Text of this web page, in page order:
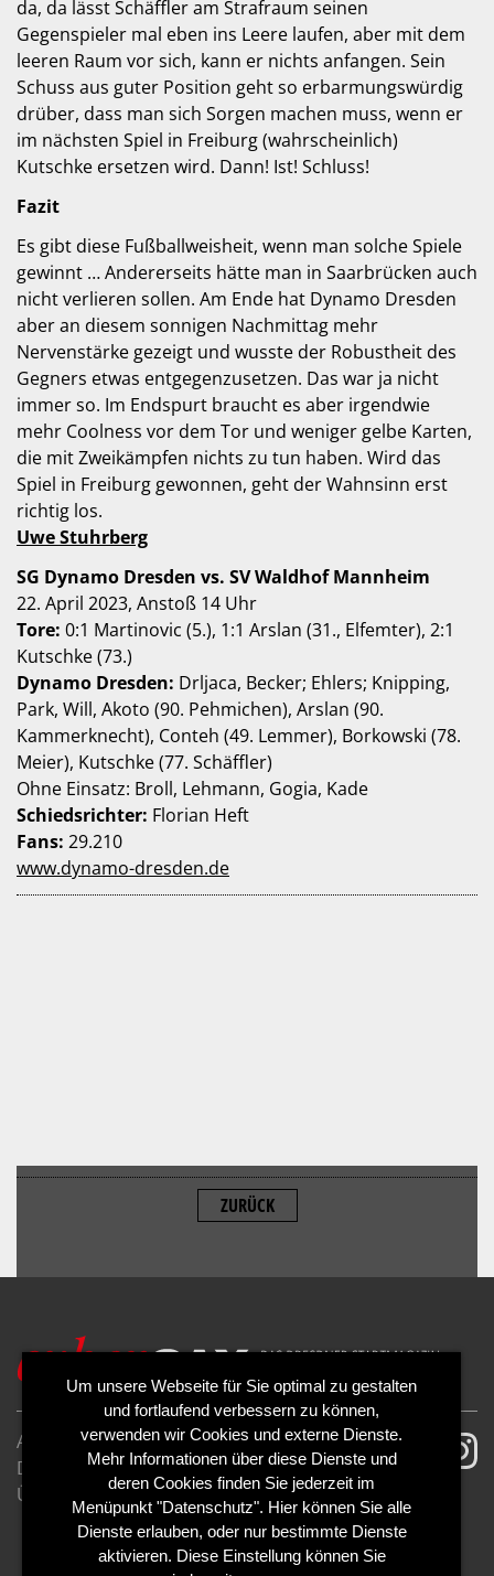
da, da lässt Schäffler am Strafraum seinen
Gegenspieler mal eben ins Leere laufen, aber mit dem
leeren Raum vor sich, kann er nichts anfangen. Sein
Schuss aus guter Position geht so erbarmungswürdig
drüber, dass man sich Sorgen machen muss, wenn er
im nächsten Spiel in Freiburg (wahrscheinlich)
Kutschke ersetzen wird. Dann! Ist! Schluss!
Fazit
Es gibt diese Fußballweisheit, wenn man solche Spiele
gewinnt … Andererseits hätte man in Saarbrücken auch
nicht verlieren sollen. Am Ende hat Dynamo Dresden
aber an diesem sonnigen Nachmittag mehr
Nervenstärke gezeigt und wusste der Robustheit des
Gegners etwas entgegenzusetzen. Das war ja nicht
immer so. Im Endspurt braucht es aber irgendwie
mehr Coolness vor dem Tor und weniger gelbe Karten,
die mit Zweikämpfen nichts zu tun haben. Wird das
Spiel in Freiburg gewonnen, geht der Wahnsinn erst
richtig los.
Uwe Stuhrberg
SG Dynamo Dresden vs. SV Waldhof Mannheim
22. April 2023, Anstoß 14 Uhr
Tore: 0:1 Martinovic (5.), 1:1 Arslan (31., Elfemter), 2:1
Kutschke (73.)
Dynamo Dresden: Drljaca, Becker; Ehlers; Knipping,
Park, Will, Akoto (90. Pehmichen), Arslan (90.
Kammerknecht), Conteh (49. Lemmer), Borkowski (78.
Meier), Kutschke (77. Schäffler)
Ohne Einsatz: Broll, Lehmann, Gogia, Kade
Schiedsrichter: Florian Heft
Fans: 29.210
www.dynamo-dresden.de
ZURÜCK
AGB
Impressum
Datenschutzerklärung
Cookies
Über uns
Kontakt
Mediadaten
Abo kündigen
Abo widerrufen
Um unsere Webseite für Sie optimal zu gestalten
und fortlaufend verbessern zu können,
verwenden wir Cookies und externe Dienste.
Mehr Informationen über diese Dienste und
deren Cookies finden Sie jederzeit im
Menüpunkt "Datenschutz". Hier können Sie alle
Dienste erlauben, oder nur bestimmte Dienste
aktivieren. Diese Einstellung können Sie